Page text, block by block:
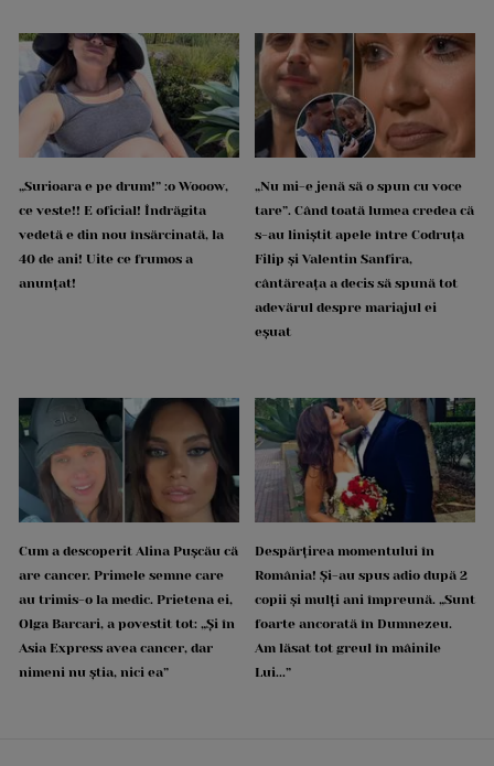
„Surioara e pe drum!” :o Wooow,
ce veste!! E oficial! Îndrăgita
vedetă e din nou însărcinată, la
40 de ani! Uite ce frumos a
anunțat!
„Nu mi-e jenă să o spun cu voce
tare”. Când toată lumea credea că
s-au liniștit apele între Codruța
Filip și Valentin Sanfira,
cântăreața a decis să spună tot
adevărul despre mariajul ei
eșuat
Cum a descoperit Alina Pușcău că
are cancer. Primele semne care
au trimis-o la medic. Prietena ei,
Olga Barcari, a povestit tot: „Și în
Asia Express avea cancer, dar
nimeni nu știa, nici ea”
Despărțirea momentului în
România! Și-au spus adio după 2
copii și mulți ani împreună. „Sunt
foarte ancorată în Dumnezeu.
Am lăsat tot greul în mâinile
Lui...”